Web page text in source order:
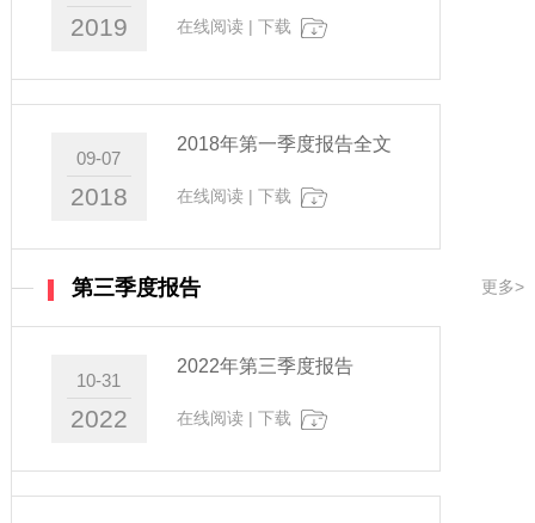
2019 在线阅读 | 下载
09-07
2018
2018年第一季度报告全文
在线阅读 | 下载
第三季度报告 更多>
10-31
2022
2022年第三季度报告
在线阅读 | 下载